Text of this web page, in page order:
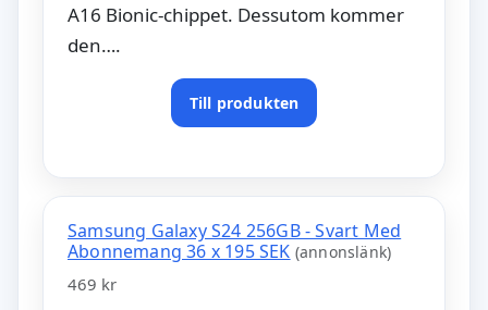
A16 Bionic-chippet. Dessutom kommer
den….
Till produkten
Samsung Galaxy S24 256GB - Svart Med
Abonnemang 36 x 195 SEK (annonslänk)
469 kr